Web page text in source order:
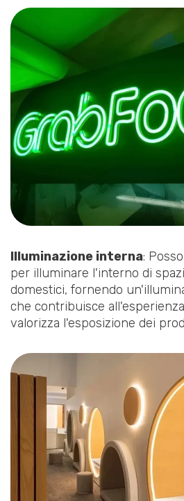
Illuminazione interna:
per illuminare l'interno di
domestici, fornendo
che contribuisce
valorizza l'esposizione dei